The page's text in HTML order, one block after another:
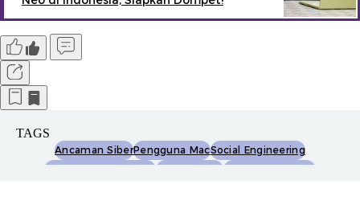
TAGS
Ancaman SiberPengguna MacSocial Engineering